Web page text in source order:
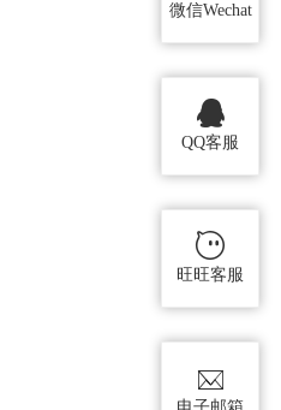
微信Wechat
QQ客服
旺旺客服